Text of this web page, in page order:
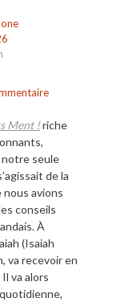
Ment !riche
seule
de la
nous avions
conseils
À
(Isaiah
va recevoir en
va alors